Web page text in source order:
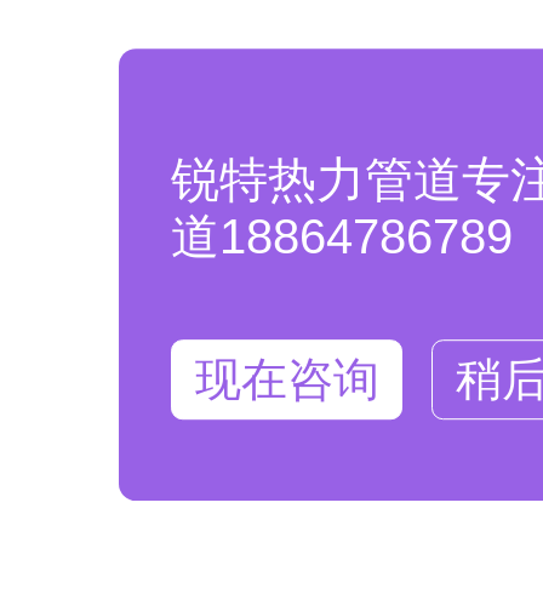
锐特热力管道专
道18864786789
现在咨询 稍